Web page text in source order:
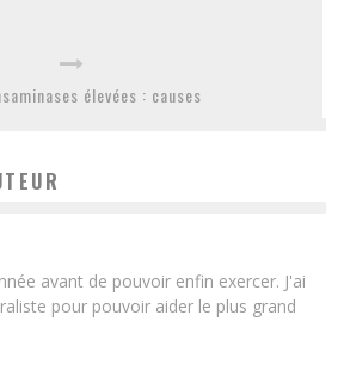
élevées : causes
avant de pouvoir enfin exercer. J'ai
pour pouvoir aider le plus grand